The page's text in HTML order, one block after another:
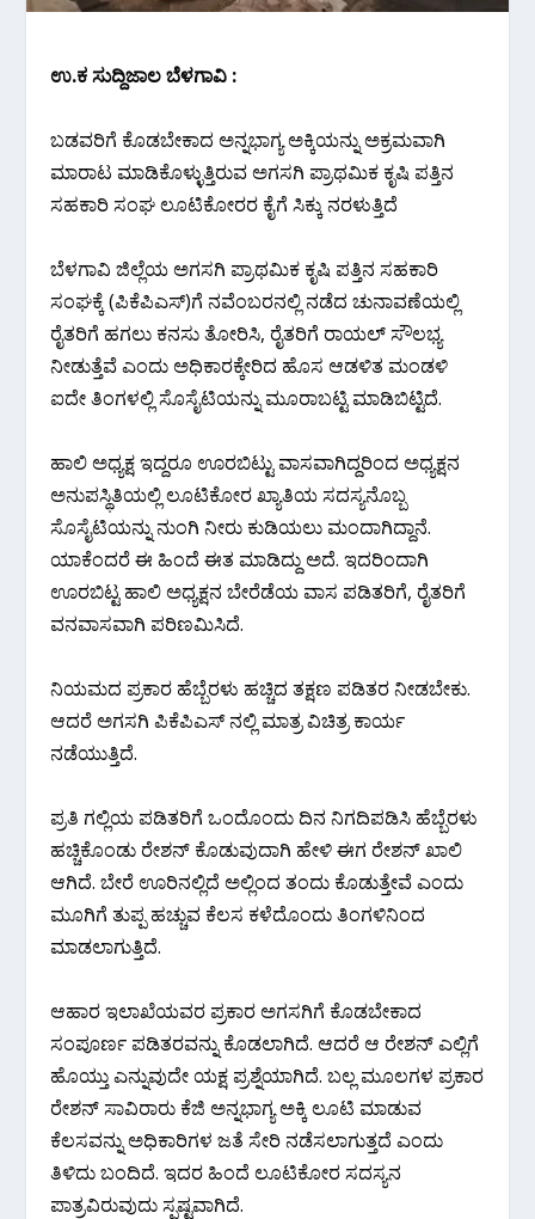
ಉ.ಕ ಸುದ್ದಿಜಾಲ ಬೆಳಗಾವಿ :
ಬಡವರಿಗೆ ಕೊಡಬೇಕಾದ ಅನ್ನಭಾಗ್ಯ ಅಕ್ಕಿಯನ್ನು ಅಕ್ರಮವಾಗಿ
ಮಾರಾಟ ಮಾಡಿಕೊಳ್ಳುತ್ತಿರುವ ಅಗಸಗಿ ಪ್ರಾಥಮಿಕ ಕೃಷಿ ಪತ್ತಿನ
ಸಹಕಾರಿ ಸಂಘ ಲೂಟಿಕೋರರ ಕೈಗೆ ಸಿಕ್ಕು ನರಳುತ್ತಿದೆ
ಬೆಳಗಾವಿ ಜಿಲ್ಲೆಯ ಅಗಸಗಿ ಪ್ರಾಥಮಿಕ ಕೃಷಿ ಪತ್ತಿನ ಸಹಕಾರಿ
ಸಂಘಕ್ಕೆ (ಪಿಕೆಪಿಎಸ್)ಗೆ ನವೆಂಬರನಲ್ಲಿ ನಡೆದ ಚುನಾವಣೆಯಲ್ಲಿ
ರೈತರಿಗೆ ಹಗಲು ಕನಸು ತೋರಿಸಿ, ರೈತರಿಗೆ ರಾಯಲ್ ಸೌಲಭ್ಯ
ನೀಡುತ್ತೆವೆ ಎಂದು ಅಧಿಕಾರಕ್ಕೇರಿದ ಹೊಸ ಆಡಳಿತ ಮಂಡಳಿ
ಐದೇ ತಿಂಗಳಲ್ಲಿ ಸೊಸೈಟಿಯನ್ನು ಮೂರಾಬಟ್ಟಿ ಮಾಡಿಬಿಟ್ಟಿದೆ.
ಹಾಲಿ ಅಧ್ಯಕ್ಷ ಇದ್ದರೂ ಊರಬಿಟ್ಟು ವಾಸವಾಗಿದ್ದರಿಂದ ಅಧ್ಯಕ್ಷನ
ಅನುಪಸ್ಥಿತಿಯಲ್ಲಿ ಲೂಟಿಕೋರ ಖ್ಯಾತಿಯ ಸದಸ್ಯನೊಬ್ಬ
ಸೊಸೈಟಿಯನ್ನು ನುಂಗಿ ನೀರು ಕುಡಿಯಲು ಮಂದಾಗಿದ್ದಾನೆ.
ಯಾಕೆಂದರೆ ಈ ಹಿಂದೆ ಈತ ಮಾಡಿದ್ದು ಅದೆ. ಇದರಿಂದಾಗಿ
ಊರಬಿಟ್ಟ ಹಾಲಿ ಅಧ್ಯಕ್ಷನ ಬೇರೆಡೆಯ ವಾಸ ಪಡಿತರಿಗೆ, ರೈತರಿಗೆ
ವನವಾಸವಾಗಿ ಪರಿಣಮಿಸಿದೆ.
ನಿಯಮದ ಪ್ರಕಾರ ಹೆಬ್ಬೆರಳು ಹಚ್ಚಿದ ತಕ್ಷಣ ಪಡಿತರ ನೀಡಬೇಕು.
ಆದರೆ ಅಗಸಗಿ ಪಿಕೆಪಿಎಸ್ ನಲ್ಲಿ ಮಾತ್ರ ವಿಚಿತ್ರ ಕಾರ್ಯ
ನಡೆಯುತ್ತಿದೆ.
ಪ್ರತಿ ಗಲ್ಲಿಯ ಪಡಿತರಿಗೆ ಒಂದೊಂದು ದಿನ ನಿಗದಿಪಡಿಸಿ ಹೆಬ್ಬೆರಳು
ಹಚ್ಚಿಕೊಂಡು ರೇಶನ್ ಕೊಡುವುದಾಗಿ ಹೇಳಿ ಈಗ ರೇಶನ್ ಖಾಲಿ
ಆಗಿದೆ. ಬೇರೆ ಊರಿನಲ್ಲಿದೆ ಅಲ್ಲಿಂದ ತಂದು ಕೊಡುತ್ತೇವೆ ಎಂದು
ಮೂಗಿಗೆ ತುಪ್ಪ ಹಚ್ಚುವ ಕೆಲಸ ಕಳೆದೊಂದು ತಿಂಗಳಿನಿಂದ
ಮಾಡಲಾಗುತ್ತಿದೆ.
ಆಹಾರ ಇಲಾಖೆಯವರ ಪ್ರಕಾರ ಅಗಸಗಿಗೆ ಕೊಡಬೇಕಾದ
ಸಂಪೂರ್ಣ ಪಡಿತರವನ್ನು ಕೊಡಲಾಗಿದೆ. ಆದರೆ ಆ ರೇಶನ್ ಎಲ್ಲಿಗೆ
ಹೊಯ್ತು ಎನ್ನುವುದೇ ಯಕ್ಷ ಪ್ರಶ್ನೆಯಾಗಿದೆ. ಬಲ್ಲ ಮೂಲಗಳ ಪ್ರಕಾರ
ರೇಶನ್ ಸಾವಿರಾರು ಕೆಜಿ ಅನ್ನಭಾಗ್ಯ ಅಕ್ಕಿ ಲೂಟಿ ಮಾಡುವ
ಕೆಲಸವನ್ನು ಅಧಿಕಾರಿಗಳ ಜತೆ ಸೇರಿ ನಡೆಸಲಾಗುತ್ತದೆ ಎಂದು
ತಿಳಿದು ಬಂದಿದೆ. ಇದರ ಹಿಂದೆ ಲೂಟಿಕೋರ ಸದಸ್ಯನ
ಪಾತ್ರವಿರುವುದು ಸ್ಪಷ್ಟವಾಗಿದೆ.